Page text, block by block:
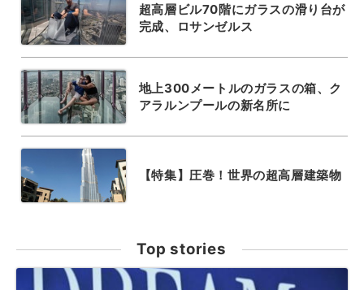
超高層ビル70階にガラスの滑り台が
完成、ロサンゼルス
地上300メートルのガラスの箱、ク
アラルンプールの新名所に
【特集】圧巻！世界の超高層建築物
Top stories